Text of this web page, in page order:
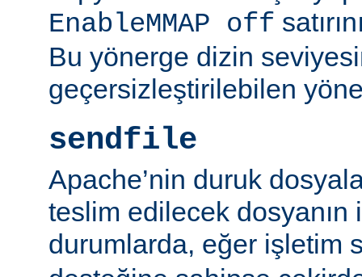
EnableMMAP off
Bu yönerge dizin
geçersizleştirilebilen
sendfile
Apache’nin duruk
teslim edilecek dosyanın
durumlarda, eğer işletim